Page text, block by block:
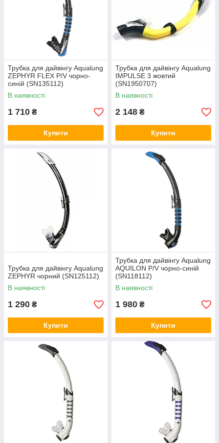
Трубка для дайвінгу Aqualung
ZEPHYR FLEX P/V чорно-
синій (SN135112)
В наявності
1 710 ₴
Купити
Трубка для дайвінгу Aqualung
IMPULSE 3 жовтий
(SN1950707)
В наявності
2 148 ₴
Купити
Трубка для дайвінгу Aqualung
ZEPHYR чорний (SN125112)
В наявності
1 290 ₴
Купити
Трубка для дайвінгу Aqualung
AQUILON P/V чорно-синій
(SN118112)
В наявності
1 980 ₴
Купити